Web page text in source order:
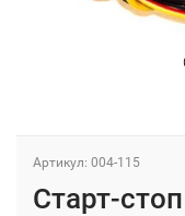
Артикул: 004-115
Старт-